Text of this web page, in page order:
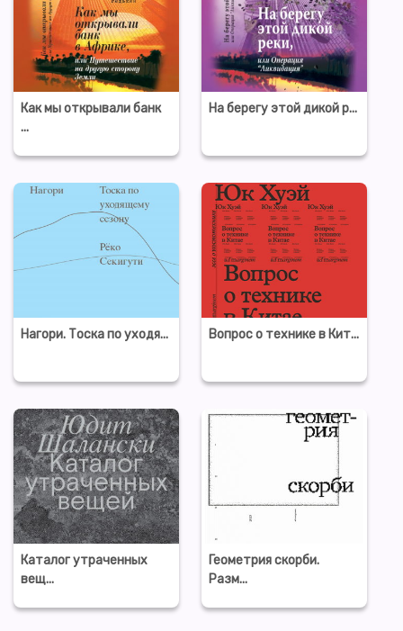
Как мы открывали банк
...
На берегу этой дикой р...
Нагори. Тоска по уходя... Вопрос о технике в Кит...
Каталог утраченных
вещ...
Геометрия скорби.
Разм...